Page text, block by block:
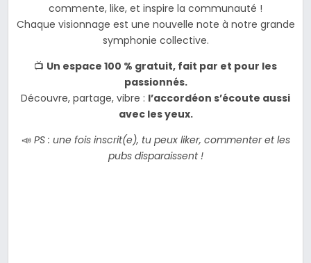
commente, like, et inspire la communauté !
Chaque visionnage est une nouvelle note à notre grande
symphonie collective.
📺 Un espace 100 % gratuit, fait par et pour les
passionnés.
Découvre, partage, vibre : l’accordéon s’écoute aussi
avec les yeux.
📣 PS : une fois inscrit(e), tu peux liker, commenter et les
pubs disparaissent !